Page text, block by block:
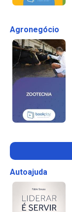
Agronegócio
Autoajuda